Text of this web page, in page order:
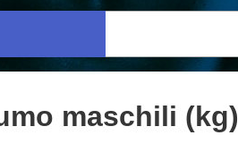
maschili (kg)